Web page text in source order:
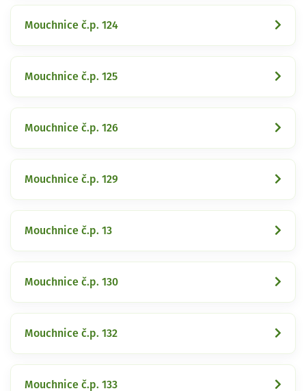
Mouchnice č.p. 124
Mouchnice č.p. 125
Mouchnice č.p. 126
Mouchnice č.p. 129
Mouchnice č.p. 13
Mouchnice č.p. 130
Mouchnice č.p. 132
Mouchnice č.p. 133